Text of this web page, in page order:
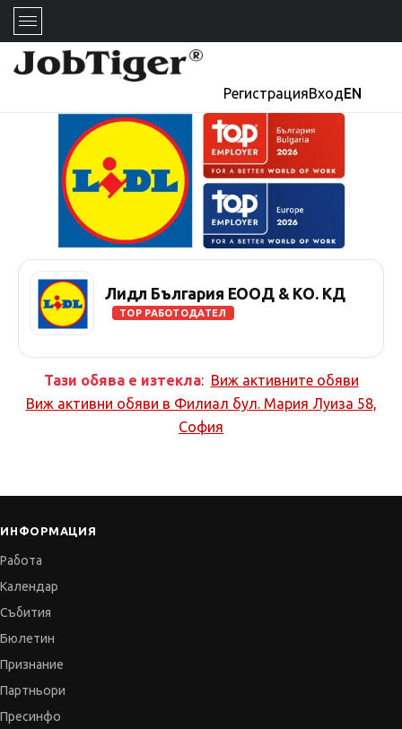
РегистрацияВходEN
Лидл България ЕООД & КО. КД
TOP РАБОТОДАТЕЛ
Тази обява е изтекла: Виж активните обяви
Виж активни обяви в Филиал бул. Мария Луиза 58,
София
ИНФОРМАЦИЯ
Работа
Календар
Събития
Бюлетин
Признание
Партньори
Пресинфо